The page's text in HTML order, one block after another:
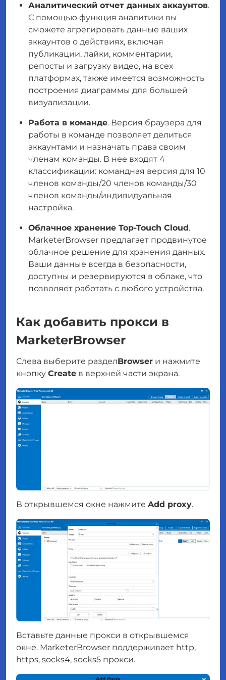
Аналитический отчет данных аккаунтов.
С помощью функция аналитики вы
сможете агрегировать данные ваших
аккаунтов о действиях, включая
публикации, лайки, комментарии,
репосты и загрузку видео, на всех
платформах, также имеется возможность
построения диаграммы для большей
визуализации.
Работа в команде. Версия браузера для
работы в команде позволяет делиться
аккаунтами и назначать права своим
членам команды. В нее входят 4
классификации: командная версия для 10
членов команды/20 членов команды/30
членов команды/индивидуальная
настройка.
Облачное хранение Top-Touch Cloud.
MarketerBrowser предлагает продвинутое
облачное решение для хранения данных.
Ваши данные всегда в безопасности,
доступны и резервируются в облаке, что
позволяет работать с любого устройства.
Как добавить прокси в
MarketerBrowser
Слева выберите разделBrowser и нажмите
кнопку Create в верхней части экрана.
В открывшемся окне нажмите Add proxy.
Вставьте данные прокси в открывшемся
окне. MarketerBrowser поддерживает http,
https, socks4, socks5 прокси.